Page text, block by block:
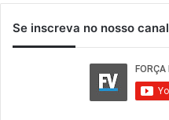
Se inscreva no nosso canal